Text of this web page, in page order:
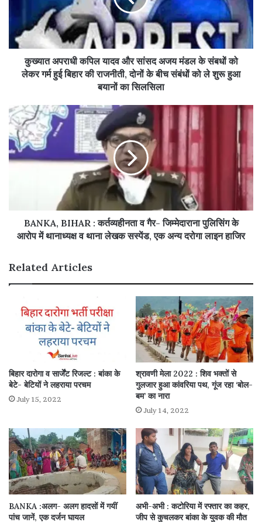
कुख्यात अपराधी कपिल यादव और सांसद अजय मंडल के संबधों को
लेकर गर्म हुई बिहार की राजनीती, दोनों के बीच संबंधों को ले शुरू हुआ
बयानों का सिलसिला
BANKA, BIHAR : कर्तव्यहीनता व गैर- जिम्मेदाराना पुलिसिंग के
आरोप में थानाध्यक्ष व थाना लेखक सस्पेंड, एक अन्य दरोगा लाइन हाजिर
Related Articles
बिहार दारोगा व सार्जेंट रिजल्ट : बांका के
बेटे- बेटियों ने लहराया परचम
July 15, 2022
श्रावणी मेला 2022 : शिव भक्तों से
गुलजार हुआ कांवरिया पथ, गूंज रहा ‘बोल-
बम’ का नारा
July 14, 2022
BANKA :अलग- अलग हादसों में गयीं
पांच जानें, एक दर्जन घायल
अभी-अभी : कटोरिया में रफ्तार का कहर,
जीप से कुचलकर बांका के युवक की मौत